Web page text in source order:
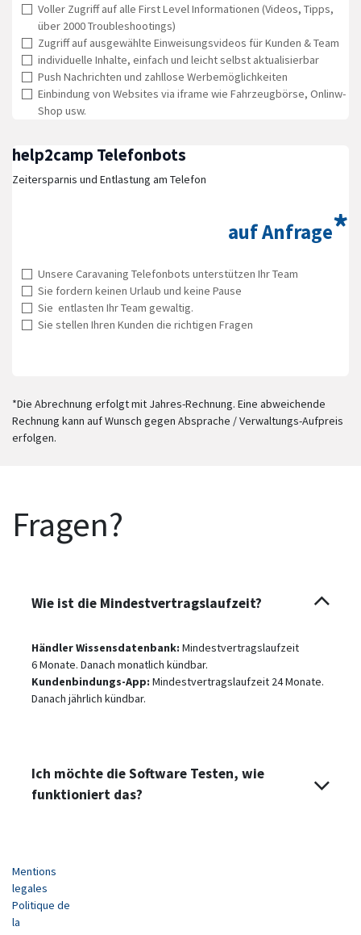
Voller Zugriff auf alle First Level Informationen (Videos, Tipps,
über 2000 Troubleshootings)
Zugriff auf ausgewählte Einweisungsvideos für Kunden & Team
individuelle Inhalte, einfach und leicht selbst aktualisierbar
Push Nachrichten und zahllose Werbemöglichkeiten
Einbindung von Websites via iframe wie Fahrzeugbörse, Onlinw-
Shop usw.
help2camp Telefonbots
Zeitersparnis und Entlastung am Telefon
auf Anfrage*
Unsere Caravaning Telefonbots unterstützen Ihr Team
Sie fordern keinen Urlaub und keine Pause
Sie entlasten Ihr Team gewaltig.
Sie stellen Ihren Kunden die richtigen Fragen
*Die Abrechnung erfolgt mit Jahres-Rechnung. Eine abweichende
Rechnung kann auf Wunsch gegen Absprache / Verwaltungs-Aufpreis
erfolgen.
Fragen?
Wie ist die Mindestvertragslaufzeit?
Händler Wissensdatenbank: Mindestvertragslaufzeit
6 Monate. Danach monatlich kündbar.
Kundenbindungs-App: Mindestvertragslaufzeit 24 Monate.
Danach jährlich kündbar.
Ich möchte die Software Testen, wie
funktioniert das?
Mentions
legales
Politique de
la